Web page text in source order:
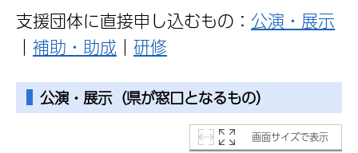
支援団体に直接申し込むもの： 公演・展示
｜ 補助・助成 ｜ 研修
公演・展示（県が窓口となるもの）
画面サイズで表示